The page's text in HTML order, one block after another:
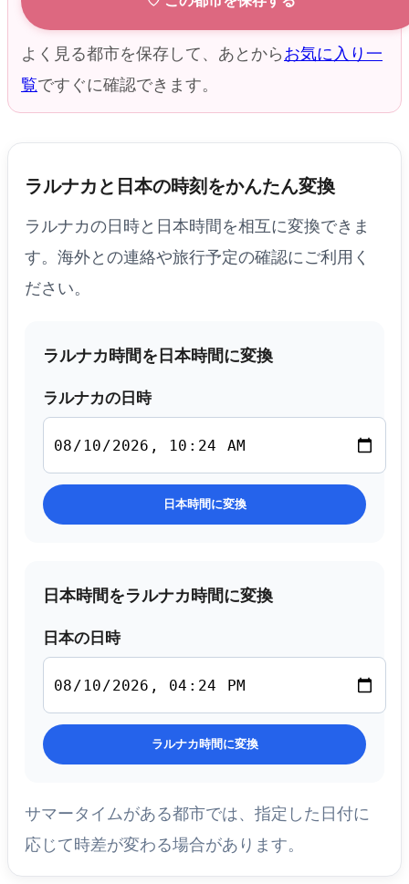
よく見る都市を保存して、あとからお気に入り一
覧ですぐに確認できます。
ラルナカと日本の時刻をかんたん変換
ラルナカの日時と日本時間を相互に変換できま
す。海外との連絡や旅行予定の確認にご利用く
ださい。
ラルナカ時間を日本時間に変換
ラルナカの日時
日本時間に変換
日本時間をラルナカ時間に変換
日本の日時
ラルナカ時間に変換
サマータイムがある都市では、指定した日付に
応じて時差が変わる場合があります。